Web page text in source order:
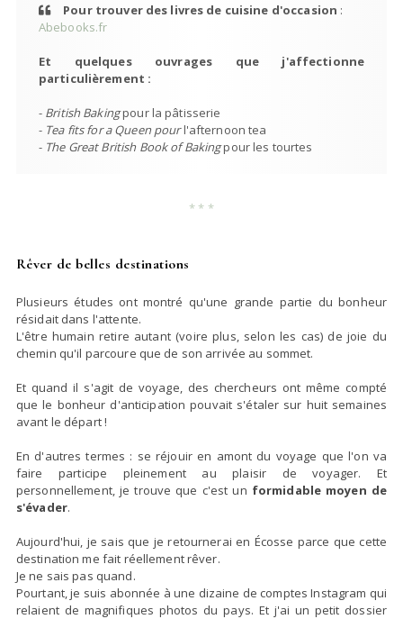
Pour trouver des livres de cuisine d'occasion :
Abebooks.fr
Et quelques ouvrages que j'affectionne
particulièrement :
- British Bakingpour la pâtisserie
- Tea fits for a Queen pourl'afternoon tea
- The Great British Book of Bakingpour les tourtes
* * *
Rêver de belles destinations
Plusieurs études ont montré qu'une grande partie du bonheur
résidait dans l'attente.
L'être humain retire autant (voire plus, selon les cas) de joie du
chemin qu'il parcoure que de son arrivée au sommet.
Et quand il s'agit de voyage, des chercheurs ont même compté
que le bonheur d'anticipation pouvait s'étaler sur huit semaines
avant le départ !
En d'autres termes : se réjouir en amont du voyage que l'on va
faire participe pleinement au plaisir de voyager. Et
personnellement, je trouve que c'est un formidable moyen de
s'évader.
Aujourd'hui, je sais que je retournerai en Écosse parce que cette
destination me fait réellement rêver.
Je ne sais pas quand.
Pourtant, je suis abonnée à une dizaine de comptes Instagram qui
relaient de magnifiques photos du pays. Et j'ai un petit dossier